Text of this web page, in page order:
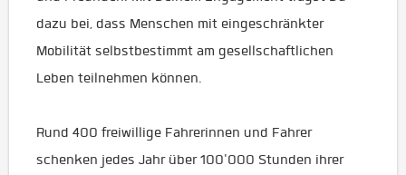
dazu bei, dass Menschen mit eingeschränkter
Mobilität selbstbestimmt am gesellschaftlichen
Leben teilnehmen können.
Rund 400 freiwillige Fahrerinnen und Fahrer
schenken jedes Jahr über 100'000 Stunden ihrer